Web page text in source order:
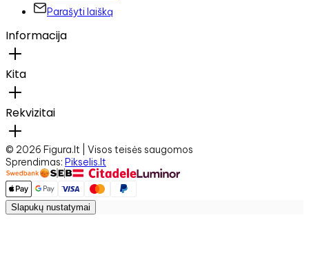
Parašyti laišką
Informacija
Kita
Rekvizitai
© 2026 Figura.lt | Visos teisės saugomos
Sprendimas: Pikselis.lt
Slapukų nustatymai